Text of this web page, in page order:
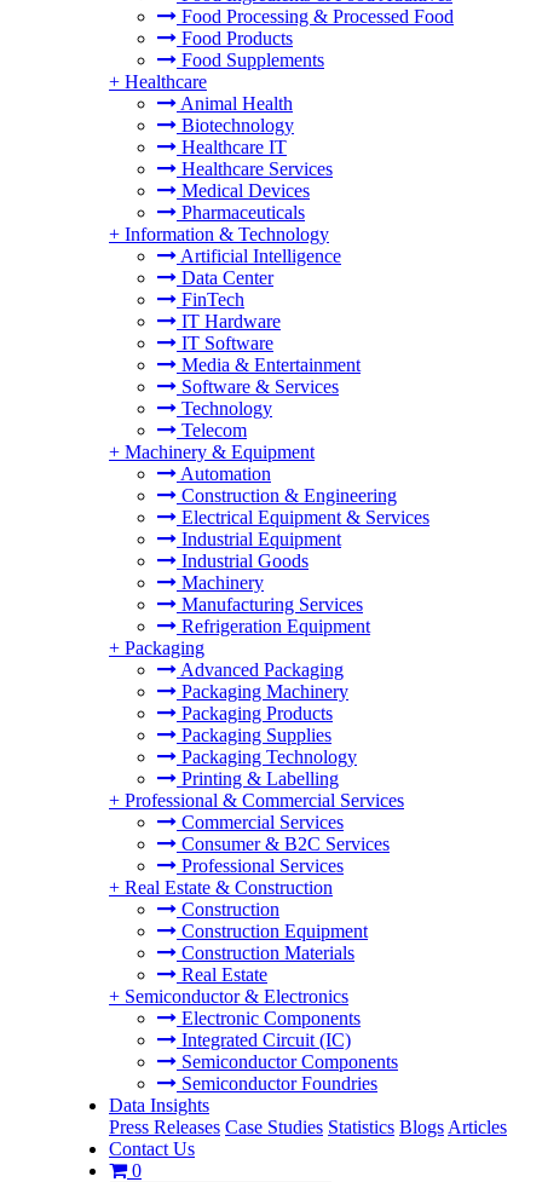
Food Processing & Processed Food
Food Products
Food Supplements
+ Healthcare
Animal Health
Biotechnology
Healthcare IT
Healthcare Services
Medical Devices
Pharmaceuticals
+ Information & Technology
Artificial Intelligence
Data Center
FinTech
IT Hardware
IT Software
Media & Entertainment
Software & Services
Technology
Telecom
+ Machinery & Equipment
Automation
Construction & Engineering
Electrical Equipment & Services
Industrial Equipment
Industrial Goods
Machinery
Manufacturing Services
Refrigeration Equipment
+ Packaging
Advanced Packaging
Packaging Machinery
Packaging Products
Packaging Supplies
Packaging Technology
Printing & Labelling
+ Professional & Commercial Services
Commercial Services
Consumer & B2C Services
Professional Services
+ Real Estate & Construction
Construction
Construction Equipment
Construction Materials
Real Estate
+ Semiconductor & Electronics
Electronic Components
Integrated Circuit (IC)
Semiconductor Components
Semiconductor Foundries
Data Insights
Press Releases Case Studies Statistics Blogs Articles
Contact Us
0